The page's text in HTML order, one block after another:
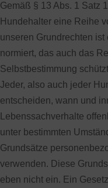
Gemäß § 13 Abs. 1 Satz
Hundehalter eine Reihe
unseren Grundrechten
normiert, das auch das
Selbstbestimmung
Jeder, also auch jeder
entscheiden, wann und
Lebenssachverhalte
unter bestimmten
Grundsätze
verwenden. Diese
eben nicht ein. Ein